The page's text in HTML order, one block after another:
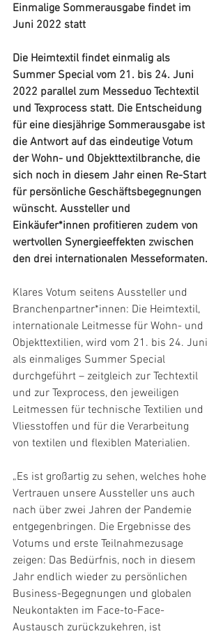
Einmalige Sommerausgabe findet im
Juni 2022 statt
Die Heimtextil findet einmalig als
Summer Special vom 21. bis 24. Juni
2022 parallel zum Messeduo Techtextil
und Texprocess statt. Die Entscheidung
für eine diesjährige Sommerausgabe ist
die Antwort auf das eindeutige Votum
der Wohn- und Objekttextilbranche, die
sich noch in diesem Jahr einen Re-Start
für persönliche Geschäftsbegegnungen
wünscht. Aussteller und
Einkäufer*innen profitieren zudem von
wertvollen Synergieeffekten zwischen
den drei internationalen Messeformaten.
Klares Votum seitens Aussteller und
Branchenpartner*innen: Die Heimtextil,
internationale Leitmesse für Wohn- und
Objekttextilien, wird vom 21. bis 24. Juni
als einmaliges Summer Special
durchgeführt – zeitgleich zur Techtextil
und zur Texprocess, den jeweiligen
Leitmessen für technische Textilien und
Vliesstoffen und für die Verarbeitung
von textilen und flexiblen Materialien.
„Es ist großartig zu sehen, welches hohe
Vertrauen unsere Aussteller uns auch
nach über zwei Jahren der Pandemie
entgegenbringen. Die Ergebnisse des
Votums und erste Teilnahmezusage
zeigen: Das Bedürfnis, noch in diesem
Jahr endlich wieder zu persönlichen
Business-Begegnungen und globalen
Neukontakten im Face-to-Face-
Austausch zurückzukehren, ist